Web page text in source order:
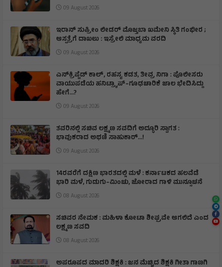
09 August 2026
ಇರಾನ್‌ ಸುಪ್ರೀಂ ಲೀಡರ್‌ ಮೊಜ್ತಬಾ ಖಮೇನಿ ಸ್ಥಿತಿ ಗಂಭೀರ ;
ಆಸ್ಪತ್ರೆಗೆ ದಾಖಲು : ಇಸ್ರೇಲಿ ಮಾಧ್ಯಮ ವರದಿ
09 August 2026
ಎನ್‌ಕ್ರಿಪ್ಟೆಡ್‌ ಕಾಲ್‌, ರಹಸ್ಯ ಕಡತ, ತೀವ್ರ ನಿಗಾ : ಪೊಲೀಸರು
ವಾಯುಪಡೆಯ ಹನಿಟ್ರ್ಯಾಪ್–ಗೂಢಚಾರಿಕೆ ಜಾಲ ಭೇದಿಸಿದ್ದು
ಹೇಗೆ…?
09 August 2026
ತವರಿನಲ್ಲಿ ಸಚಿವ ಲಕ್ಷ್ಮಣ ಸವದಿಗೆ ಅದ್ಧೂರಿ ಸ್ವಾಗತ :
ಭಾವುಕರಾದ ಅಥಣಿ ಸಾಹುಕಾರ್...!
09 August 2026
14ರವರೆಗೆ ದಕ್ಷಿಣ ಭಾರತದಲ್ಲಿ ಮಳೆ : ಕರ್ನಾಟಕದ ಹಲವೆಡೆ
ಭಾರಿ ಮಳೆ, ಗುಡುಗು–ಮಿಂಚು, ಜೋರಾದ ಗಾಳಿ ಮುನ್ಸೂಚನೆ
08 August 2026
ಸಚಿವರ ನೇಮಕ : ಮಹಿಳಾ ಕೋಟಾ ಶೀಘ್ರವೇ ಆಗಲಿದೆ ಎಂದ
ಲಕ್ಷ್ಮಣ ಸವದಿ
08 August 2026
ಅಪರೂಪದ ಮಾದರಿ ಶಿಕ್ಷಕಿ : ಜನ ಮೆಚ್ಚಿದ ಶಿಕ್ಷಕಿ ಗೀತಾ ಗಾಣಗಿ